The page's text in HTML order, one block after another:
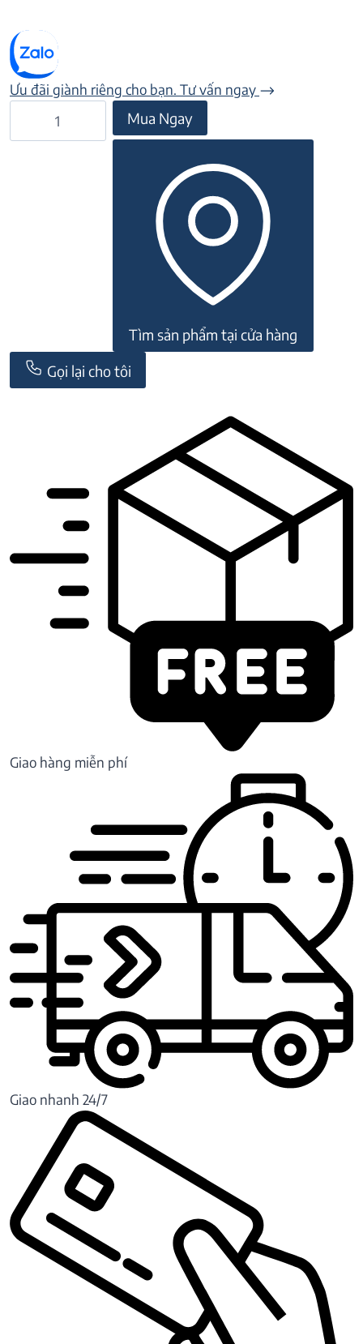
Ưu đãi giành riêng cho bạn. Tư vấn ngay
Mua Ngay
Tìm sản phẩm tại cửa hàng
Gọi lại cho tôi
Giao hàng miễn phí
Giao nhanh 24/7